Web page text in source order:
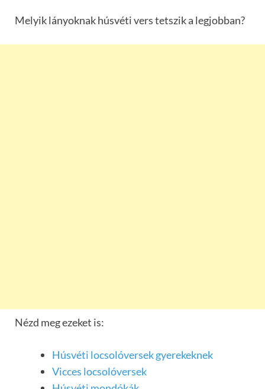
Melyik lányoknak húsvéti vers tetszik a legjobban?
Nézd meg ezeket is:
Húsvéti locsolóversek gyerekeknek
Vicces locsolóversek